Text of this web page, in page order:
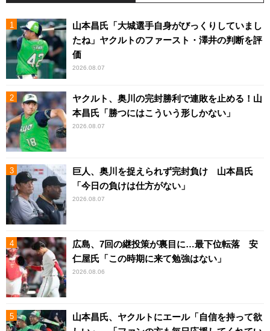
山本昌氏「大城選手自身がびっくりしていまし
たね」ヤクルトのファースト・澤井の判断を評
価
2026.08.07
ヤクルト、奥川の完封勝利で連敗を止める！山
本昌氏「勝つにはこういう形しかない」
2026.08.07
巨人、奥川を捉えられず完封負け 山本昌氏
「今日の負けは仕方がない」
2026.08.07
広島、7回の継投策が裏目に…最下位転落 安
仁屋氏「この時期に来て勉強はない」
2026.08.06
山本昌氏、ヤクルトにエール「自信を持って欲